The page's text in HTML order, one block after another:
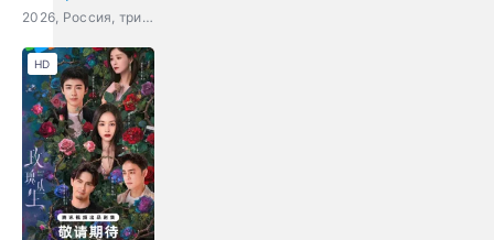
2026, Россия, триллер, детектив
HD